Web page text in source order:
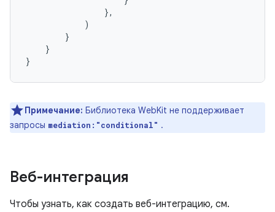
},
)
}
}
}
Примечание: Библиотека WebKit не поддерживает
запросы mediation:"conditional" .
Веб-интеграция
Чтобы узнать, как создать веб-интеграцию, см.